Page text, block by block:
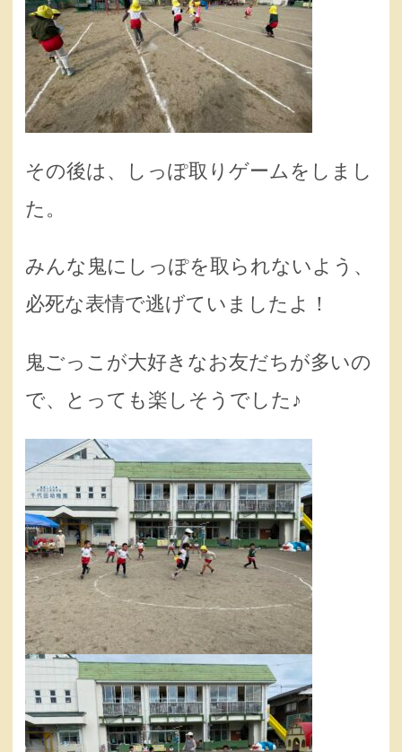
その後は、しっぽ取りゲームをしまし
た。
みんな鬼にしっぽを取られないよう、
必死な表情で逃げていましたよ！
鬼ごっこが大好きなお友だちが多いの
で、とっても楽しそうでした♪